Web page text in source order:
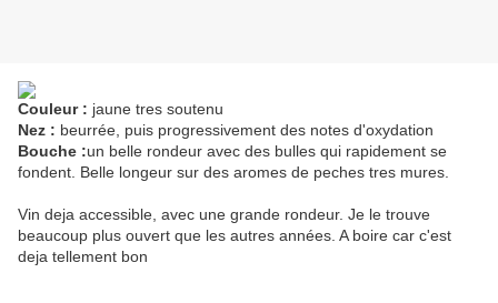
Couleur : jaune tres soutenu
Nez : beurrée, puis progressivement des notes d'oxydation
Bouche :un belle rondeur avec des bulles qui rapidement se
fondent. Belle longeur sur des aromes de peches tres mures.
Vin deja accessible, avec une grande rondeur. Je le trouve
beaucoup plus ouvert que les autres années. A boire car c'est
deja tellement bon